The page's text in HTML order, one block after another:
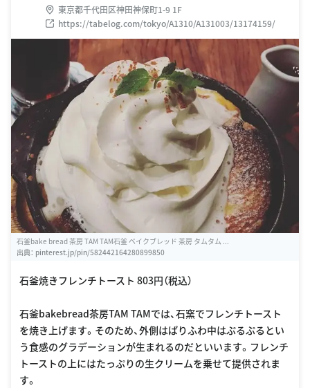
東京都千代田区神田神保町1-9 1F
https://tabelog.com/tokyo/A1310/A131003/13174159/
石釜bake bread 茶房 TAM TAM石釜 ベイクブレッド 茶房 タムタム ...
出典： pinterest.jp/pin/582442164280899850
石釜焼きフレンチトースト 803円（税込）
石釜bakebread茶房TAM TAMでは、石窯でフレンチトースト
を焼き上げます。そのため、外側はぱりふわ中はぷるぷるとい
う食感のグラデーションが生まれるのだといいます。フレンチ
トーストの上にはたっぷりの生クリームを乗せて提供されま
す。